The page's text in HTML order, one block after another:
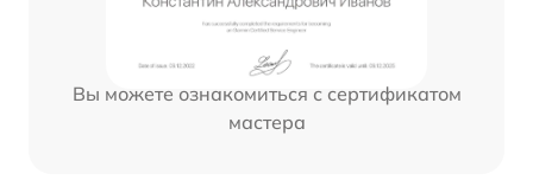
Вы можете ознакомиться с сертификатом
мастера